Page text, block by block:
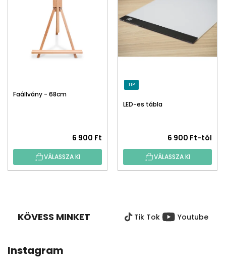
Faállvány - 68cm
6 900 Ft
VÁLASSZA KI
TIP
LED-es tábla
6 900 Ft-tól
VÁLASSZA KI
KÖVESS MINKET Tik Tok Youtube
Instagram